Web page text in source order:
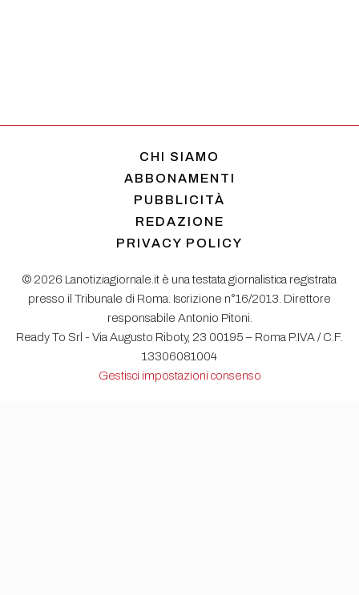
CHI SIAMO
ABBONAMENTI
PUBBLICITÀ
REDAZIONE
PRIVACY POLICY
© 2026 Lanotiziagiornale.it è una testata giornalistica registrata
presso il Tribunale di Roma. Iscrizione n°16/2013. Direttore
responsabile Antonio Pitoni.
Ready To Srl - Via Augusto Riboty, 23 00195 – Roma P.IVA / C.F.
13306081004
Gestisci impostazioni consenso